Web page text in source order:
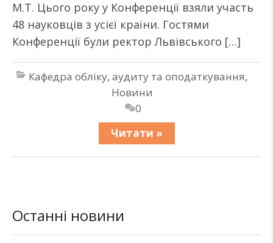
М.Т. Цього року у Конференції взяли участь
48 науковців з усієї країни. Гостями
Конференції були ректор Львівського […]
Кафедра обліку, аудиту та оподаткування,
Новини
0
Читати »
Останні новини